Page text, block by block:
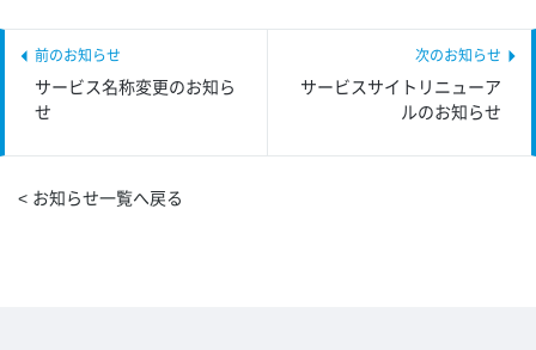
サービス名称変更のお知ら
せ
サービスサイトリニューア
ルのお知らせ
< お知らせ一覧へ戻る